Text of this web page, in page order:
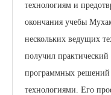
технологиям и
окончания учебы
нескольких ведущих
получил
программных решений
технологиями. Его